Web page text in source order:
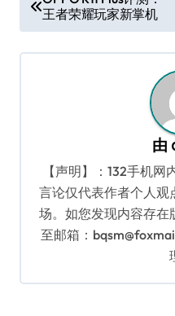
章
导
王者荣耀玩家新掌机
由
【声明】：132手机
言论仅代表作者个人观
场。如您发现内容存在
至邮箱：